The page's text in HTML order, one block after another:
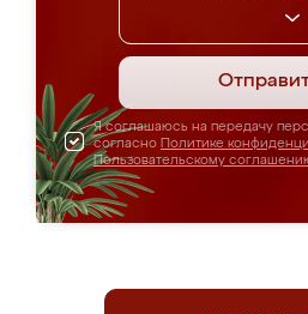
Я соглашаюсь на передачу
согласно Политике
Пользовательскому